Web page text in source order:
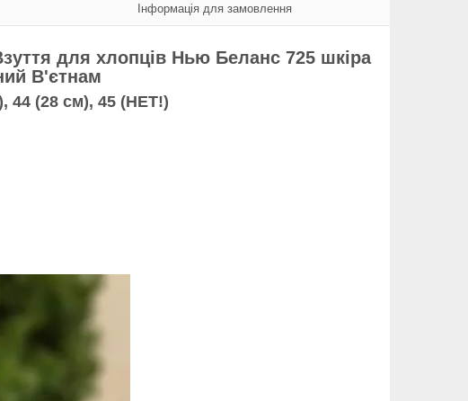
Інформація для замовлення
для хлопців Нью Беланс 725 шкіра
В'єтнам
44 (28 см), 45 (НЕТ!)